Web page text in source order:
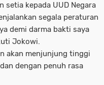
setia kepada UUD Negara
segala peraturan
demi darma bakti saya
Jokowi.
akan menjunjung tinggi
dengan penuh rasa